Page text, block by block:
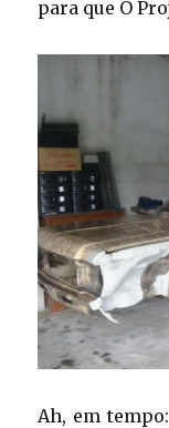
para que O
Ah, em